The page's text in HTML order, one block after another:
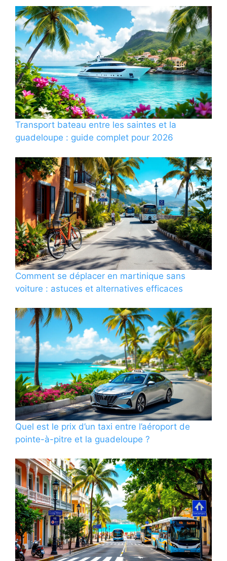
Transport bateau entre les saintes et la
guadeloupe : guide complet pour 2026
Comment se déplacer en martinique sans
voiture : astuces et alternatives efficaces
Quel est le prix d’un taxi entre l’aéroport de
pointe-à-pitre et la guadeloupe ?